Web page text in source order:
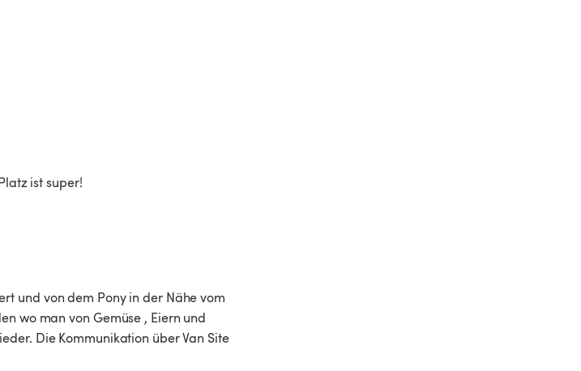
ist super!
und von dem Pony in der Nähe vom
wo man von Gemüse , Eiern und
Die Kommunikation über Van Site